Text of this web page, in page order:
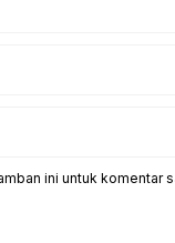
ini untuk komentar